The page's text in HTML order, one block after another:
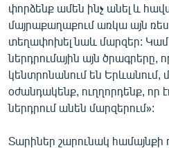
փորձենք ամեն ինչ անել և
մայրաքաղաքում առկա այն
տեղափոխել նաև մարզեր: Կամ
ներդրումային այն ծրագրերը,
կենտրոնանում են Երևանում,
օժանդակենք, ուղղորդենք, որ
ներդրում անեն մարզերում»:
Տարիներ շարունակ համայնքի